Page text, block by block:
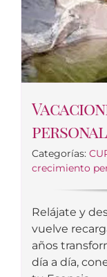
Categorías:
crecimiento
Relájate y
vuelve
años
día a día,